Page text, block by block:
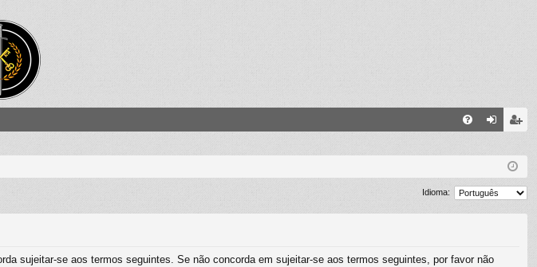
-
se
ist
e-
se
Idioma:
sujeitar-se aos termos seguintes. Se não concorda em sujeitar-se aos termos seguintes, por favor não